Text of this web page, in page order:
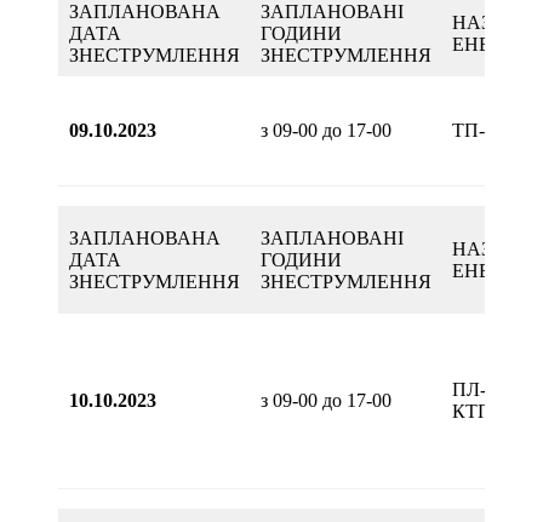
ЗАПЛАНОВАНА
ДАТА
ЗНЕСТРУМЛЕННЯ
ЗАПЛАНОВАНІ
ГОДИНИ
ЗНЕСТРУМЛЕННЯ
НАЗВА
09.10.2023 з 09-00 до 17-00 ТП-222
ЗАПЛАНОВАНА
ДАТА
ЗНЕСТРУМЛЕННЯ
ЗАПЛАНОВАНІ
ГОДИНИ
ЗНЕСТРУМЛЕННЯ
НАЗВА
10.10.2023 з 09-00 до 17-00
ПЛ-0,4кВ
КТП-66